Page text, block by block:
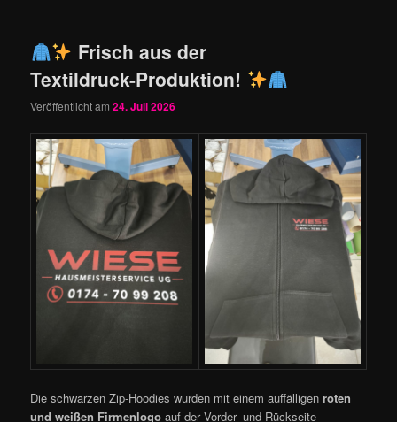
Frisch aus der
Textildruck-Produktion!
Veröffentlicht am24. Juli 2026
Die schwarzen Zip-Hoodies wurden mit einem auffälligenroten
und weißen Firmenlogo auf der Vorder- und Rückseite